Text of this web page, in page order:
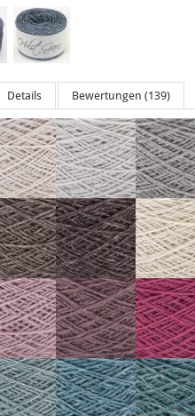
Details Bewertungen (139)